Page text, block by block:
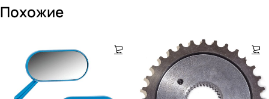
Похожие